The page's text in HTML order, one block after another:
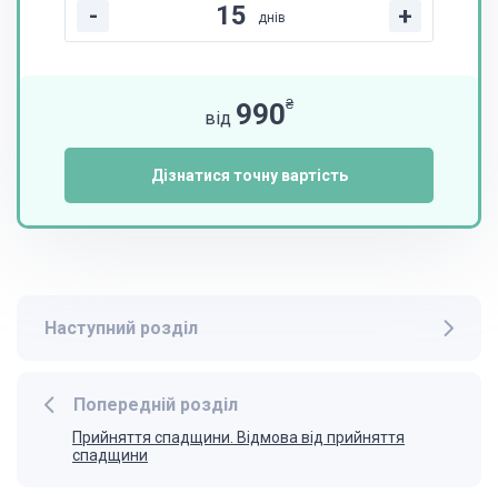
- днів +
від 990₴
Дізнатися точну вартість
Попередній розділ
Прийняття спадщини. Відмова від прийняття
спадщини
Наступний розділ